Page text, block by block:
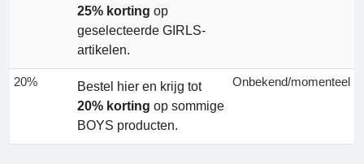
25% korting op
geselecteerde GIRLS-
artikelen.
20%
Bestel hier en krijg tot
20% korting op sommige
BOYS producten.
Onbekend/momenteel